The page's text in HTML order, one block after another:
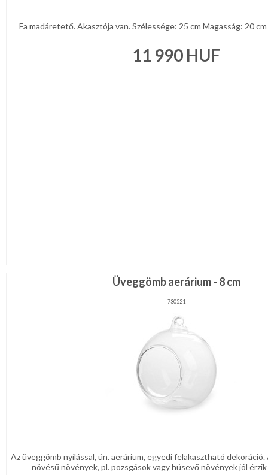
Fa madáretető. Akasztója van. Szélessége: 25 cm Magasság: 20
11 990 HUF
Üveggömb aerárium - 8 cm
730521
Az üveggömb nyílással, ún. aerárium, egyedi felakasztható
növésű növények, pl. pozsgások vagy húsevő növények jól érzik